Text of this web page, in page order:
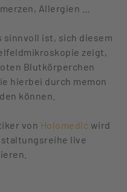
Allergien …
sinnvoll ist, sich diesem
zeigt,
Blutkörperchen
hierbei durch memon
können.
von Holomedic wird
live